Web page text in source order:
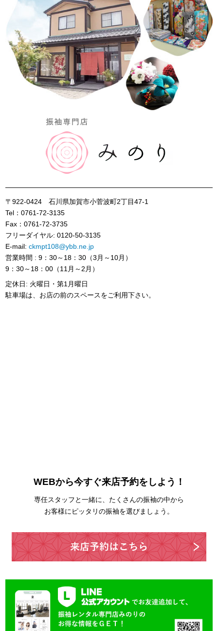
〒922-0424 石川県加賀市小菅波町2丁目47-1
Tel：0761-72-3135
Fax：0761-72-3735
フリーダイヤル: 0120-50-3135
E-mail:ckmpt108@ybb.ne.jp
営業時間 : 9：30～18：30（3月～10月）
9：30～18：00（11月～2月）
定休日: 火曜日・第1月曜日
駐車場は、お店の前のスペースをご利用下さい。
WEBから今すぐ来店予約をしよう！
専任スタッフと一緒に、たくさんの振袖の中から
お客様にピッタリの振袖を選びましょう。